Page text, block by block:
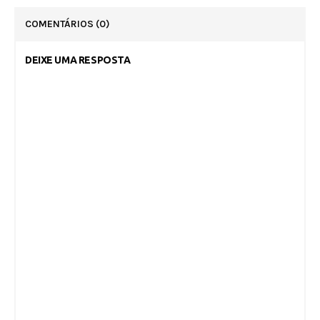
COMENTÁRIOS (0)
DEIXE UMA RESPOSTA